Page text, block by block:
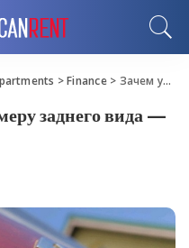
>Finance> Зачем устанавливать камеру заднего вида — плюсы и минусы
заднего вида —